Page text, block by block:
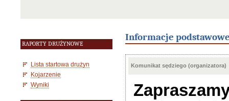
RAPORTY DRUŻYNOWE
Lista startowa drużyn
Kojarzenie
Wyniki
Informacje
Komunikat sędziego (organizatora)